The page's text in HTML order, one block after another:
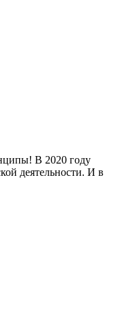
В 2020 году
деятельности. И в